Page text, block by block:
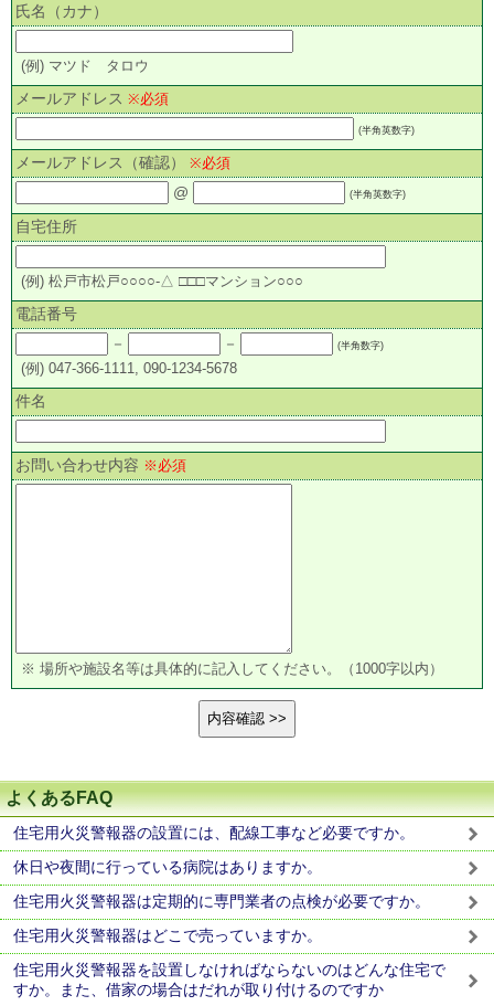
氏名（カナ）
(例) マツド タロウ
メールアドレス ※必須
(半角英数字)
メールアドレス（確認） ※必須
@ (半角英数字)
自宅住所
(例) 松戸市松戸○○○○-△ □□□マンション○○○
電話番号
－
－ (半角数字)
(例) 047-366-1111, 090-1234-5678
件名
お問い合わせ内容 ※必須
※ 場所や施設名等は具体的に記入してください。（1000字以内）
よくあるFAQ
住宅用火災警報器の設置には、配線工事など必要ですか。
休日や夜間に行っている病院はありますか。
住宅用火災警報器は定期的に専門業者の点検が必要ですか。
住宅用火災警報器はどこで売っていますか。
住宅用火災警報器を設置しなければならないのはどんな住宅で
すか。また、借家の場合はだれが取り付けるのですか